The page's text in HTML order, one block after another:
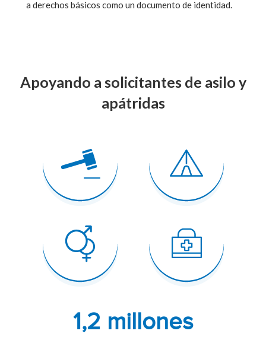
a derechos básicos como un documento de identidad.
Apoyando a solicitantes de asilo y
apátridas
1,2 millones